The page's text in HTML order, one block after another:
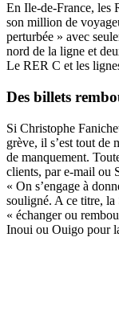
En Ile-de-France, les
son million de
perturbée » avec
nord de la ligne et
Le RER C et les
Des billets
Si Christophe
grève, il s’est tout de
de manquement.
clients, par e-mail ou
« On s’engage à
souligné. A ce titre,
« échanger ou
Inoui ou Ouigo pour